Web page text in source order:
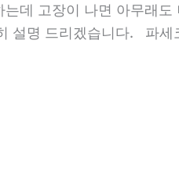
데 고장이 나면 아무래도
설명 드리겠습니다. 파세